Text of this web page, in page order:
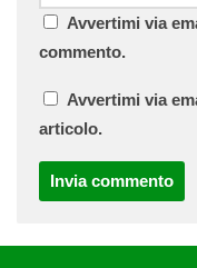
Avvertimi via
commento.
Avvertimi via
articolo.